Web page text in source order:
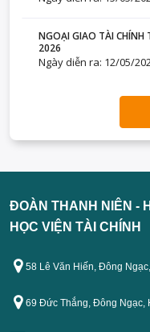
NGOẠI GIAO TÀI CHÍNH
2026
Ngày diễn ra: 12/05/
ĐOÀN THANH NIÊN -
HỌC VIỆN TÀI CHÍNH
58 Lê Văn Hiến, Đông
69 Đức Thắng, Đông Ngạc,